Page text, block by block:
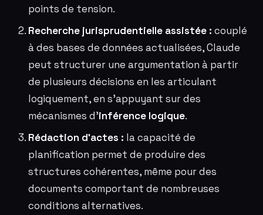
points de tension.
Recherche jurisprudentielle assistée : couplé
à des bases de données actualisées, Claude
peut structurer une argumentation à partir
de plusieurs décisions en les articulant
logiquement, en s’appuyant sur des
mécanismes d’inférence logique.
Rédaction d’actes : la capacité de
planification permet de produire des
structures cohérentes, même pour des
documents comportant de nombreuses
conditions alternatives.